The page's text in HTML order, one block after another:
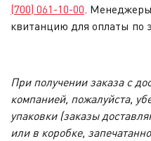
(700) 061-10-00 .
квитанцию для оплаты по
При получении заказа с
компанией, пожалуйста,
упаковки (заказы
или в коробке,